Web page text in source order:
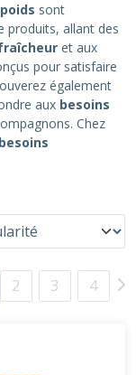
sont
produits, allant des
et aux
pour satisfaire
également
aux besoins
Chez
besoins
2 3 4